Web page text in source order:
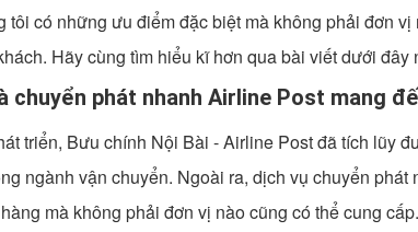
tôi có những ưu điểm đặc biệt mà không phải đơn
Hãy cùng tìm hiểu kĩ hơn qua bài viết dưới đây
chuyển phát nhanh Airline Post mang
triển, Bưu chính Nội Bài - Airline Post đã tích lũy
ngành vận chuyển. Ngoài ra, dịch vụ chuyển phát
mà không phải đơn vị nào cũng có thể cung cấp.